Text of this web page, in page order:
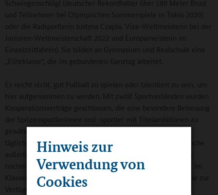
Hinweis zur
Verwendung von
Cookies
Schwingenschlögl (deutscher Rekordhalter über 100 Meter Brust
und Teilnehmer bei Olympischen Sommerspiele in Tokio 2020)
oder die Radsportlerin Justyna Czapla, Vize-Weltmeisterin bei der
Junioren-Weltmeisterschaft 2022 und Europameisterin im
Einzelzeitfahren). Sie bilden an Gymnasium und Realschule eine
„Eliteklasse“, die im gebundenen Ganztag arbeitet.
Es reicht nicht, gut Fußball zu spielen oder talentiert zu sein, um
hier aufgenommen zu werden. Mit zwölf Sportverbänden wurden
Kooperationsverträge geschlossen, die eine besondere Betreuung
der Spitzensportlerinnen und -sportler mit Titelambitionen zu
gewährleisten. Landestrainerinnen und -trainer erwarten sie
täglich für mehrere Stunden auf dem Trainingsgelände, manche
außerhalb der Schule auf Vereinssportanlagen, andere in der
hochmodernen schuleigenen Sporthalle. Die Inhalte, die sie im
Klassenzimmer verpassen, stellen ihnen die Lehrkräfte online zur
Verfügung.